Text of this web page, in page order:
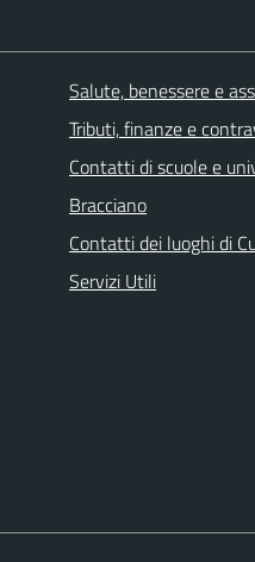
Salute, benessere e
Tributi, finanze e
Contatti di scuole e
Bracciano
Contatti dei luoghi di
Servizi Utili